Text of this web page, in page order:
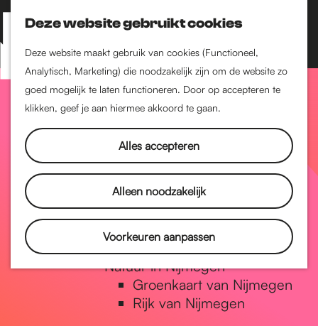
Deze website gebruikt cookies
Deze website maakt gebruik van cookies (Functioneel,
Analytisch, Marketing) die noodzakelijk zijn om de website zo
goed mogelijk te laten functioneren. Door op accepteren te
klikken, geef je aan hiermee akkoord te gaan.
Alles accepteren
Alleen noodzakelijk
Voorkeuren aanpassen
Z
o
e
k
e
K
a
a
r
t
M
e
n
Nijmegen-Nieuw-West
Dukenburg
Lindenholt
Historie
De oudste stad van
Nederland
Historische tijdlijn
Romeinse Limes
Vrede van Nijmegen
Penning
Natuur in Nijmegen
Groenkaart van Nijmegen
Rijk van Nijmegen